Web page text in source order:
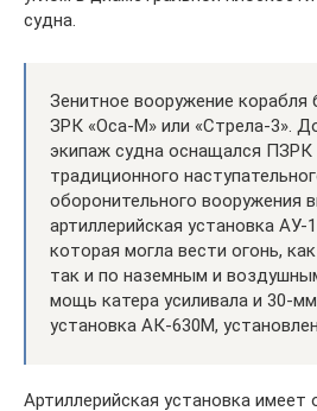
судна.
Зенитное вооружение корабля
ЗРК «Оса-М» или «Стрела-3».
экипаж судна оснащался ПЗРК
традиционного
оборонительного вооружения
артиллерийская установка
которая могла вести огонь,
так и по наземным и
мощь катера усиливала и 30-
установка АК-630М,
Артиллерийская установка